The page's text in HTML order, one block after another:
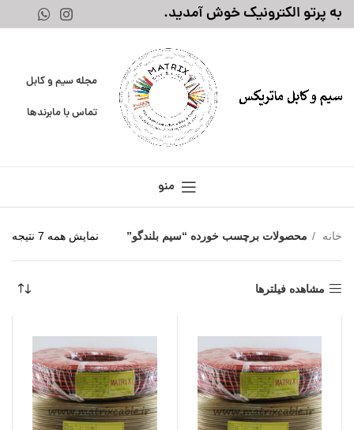
به پرتو الکترونیک خوش آمدید.
مجله سیم و کابل
تماس با مابرندها
منو
خانه محصولات برچسب خورده “سیم بلندگو” نمایش همه 7 نتیجه
مشاهده فیلترها